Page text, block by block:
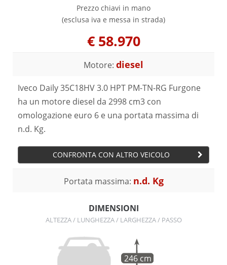
Prezzo chiavi in mano
(esclusa iva e messa in strada)
€ 58.970
Motore: diesel
Iveco Daily 35C18HV 3.0 HPT PM-TN-RG Furgone
ha un motore diesel da 2998 cm3 con
omologazione euro 6 e una portata massima di
n.d. Kg.
CONFRONTA CON ALTRO VEICOLO
Portata massima: n.d. Kg
DIMENSIONI
ALTEZZA / LUNGHEZZA / LARGHEZZA / PASSO
246 cm